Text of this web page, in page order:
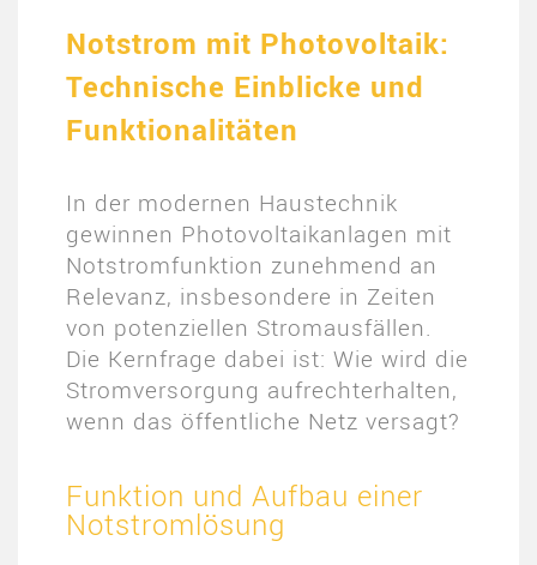
Notstrom mit Photovoltaik:
Technische Einblicke und
Funktionalitäten
In der modernen Haustechnik
gewinnen Photovoltaikanlagen mit
Notstromfunktion zunehmend an
Relevanz, insbesondere in Zeiten
von potenziellen Stromausfällen.
Die Kernfrage dabei ist: Wie wird die
Stromversorgung aufrechterhalten,
wenn das öffentliche Netz versagt?
Funktion und Aufbau einer
Notstromlösung